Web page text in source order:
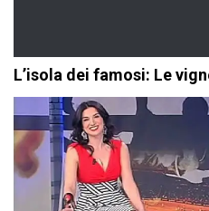
L’isola dei famosi: Le